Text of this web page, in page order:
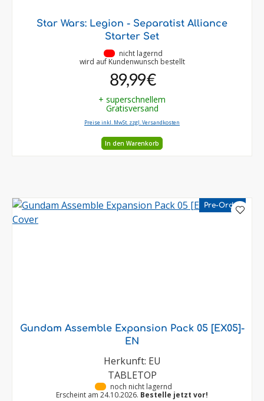
Star Wars: Legion - Separatist Alliance
Starter Set
nicht lagernd
wird auf Kundenwunsch bestellt
89,99 €
+ superschnellem
Gratisversand
Preise inkl. MwSt. zzgl. Versandkosten
In den Warenkorb
Pre-Order
Gundam Assemble Expansion Pack 05 [EX05]-
EN
Herkunft: EU
TABLETOP
noch nicht lagernd
Erscheint am 24.10.2026. Bestelle jetzt vor!